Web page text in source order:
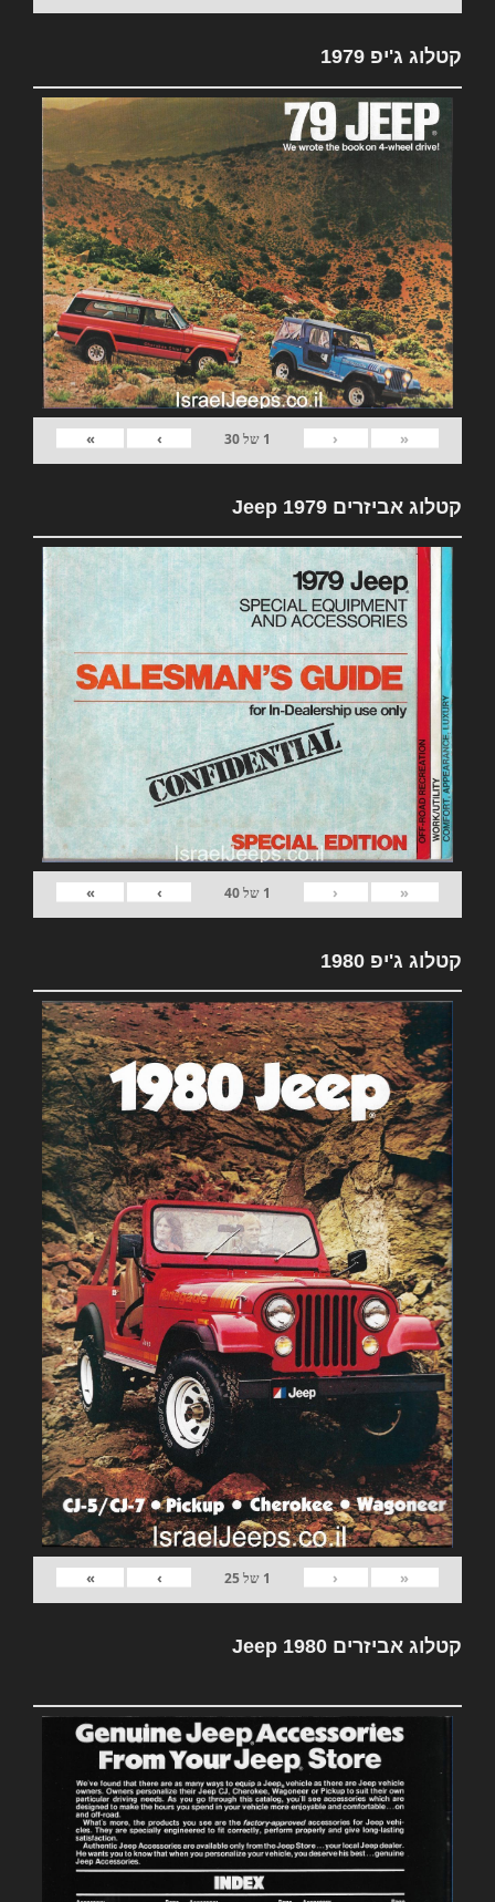
קטלוג ג'יפ 1979
«
‹
1 של30
›
»
קטלוג אביזרים 1979 Jeep
«
‹
1 של40
›
»
קטלוג ג'יפ 1980
«
‹
1 של25
›
»
קטלוג אביזרים Jeep 1980